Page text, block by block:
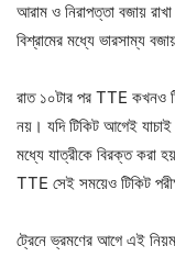
আরাম ও নিরাপত্তা বজায়
বিশ্রামের মধ্যে ভারসাম্য
রাত ১০টার পর TTE কখনও
নয়। যদি টিকিট আগেই
মধ্যে যাত্রীকে বিরক্ত করা
TTE সেই সময়েও টিকিট
ট্রেনে ভ্রমণের আগে এই